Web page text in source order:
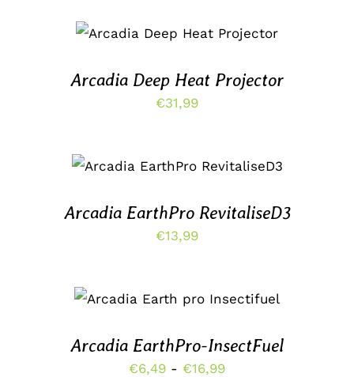
OPTIES SELECTEREN DIT
PRODUCT
MEERDERE
VARIATIES.
WORDEN
PRODUCTPAGINA
/
Arcadia Deep Heat Projector
€31,99
WINKELWAGEN
/
Arcadia EarthPro RevitaliseD3
€13,99
OPTIES SELECTEREN DIT
PRODUCT
MEERDERE
VARIATIES.
/
Arcadia EarthPro-InsectFuel
€6,49 - €16,99Prijsklasse: